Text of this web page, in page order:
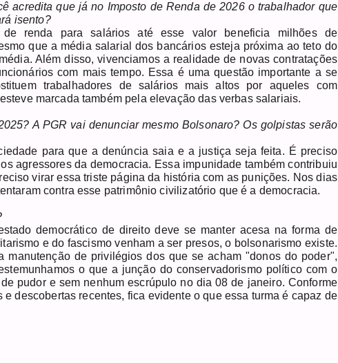
acredita que já no Imposto de Renda de 2026 o trabalhador que
isento?
renda para salários até esse valor beneficia milhões de
que a média salarial dos bancários esteja próxima ao teto do
Além disso, vivenciamos a realidade de novas contratações
com mais tempo. Essa é uma questão importante a se
trabalhadores de salários mais altos por aqueles com
marcada também pela elevação das verbas salariais.
A PGR vai denunciar mesmo Bolsonaro? Os golpistas serão
para que a denúncia saia e a justiça seja feita. É preciso
agressores da democracia. Essa impunidade também contribuiu
virar essa triste página da história com as punições. Nos dias
contra esse patrimônio civilizatório que é a democracia.
democrático de direito deve se manter acesa na forma de
e do fascismo venham a ser presos, o bolsonarismo existe.
de privilégios dos que se acham "donos do poder",
o que a junção do conservadorismo político com o
pudor e sem nenhum escrúpulo no dia 08 de janeiro. Conforme
descobertas recentes, fica evidente o que essa turma é capaz de